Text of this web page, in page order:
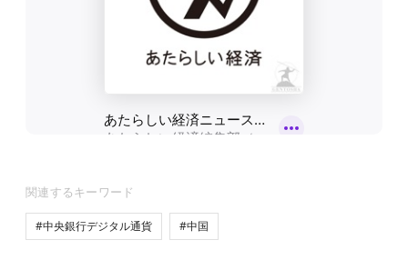
関連するキーワード
#中央銀行デジタル通貨 #中国